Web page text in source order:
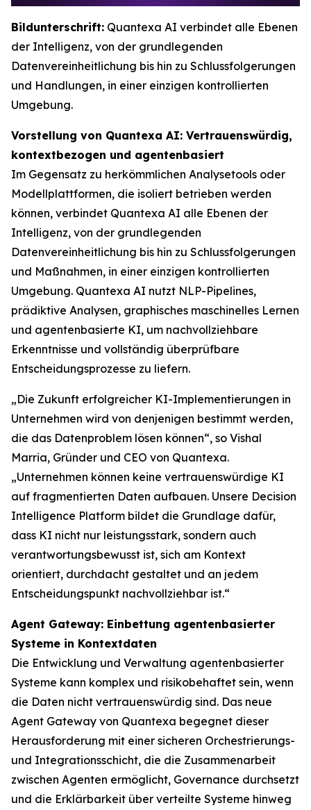
Bildunterschrift: Quantexa AI verbindet alle Ebenen
der Intelligenz, von der grundlegenden
Datenvereinheitlichung bis hin zu Schlussfolgerungen
und Handlungen, in einer einzigen kontrollierten
Umgebung.
Vorstellung von Quantexa AI: Vertrauenswürdig,
kontextbezogen und agentenbasiert
Im Gegensatz zu herkömmlichen Analysetools oder
Modellplattformen, die isoliert betrieben werden
können, verbindet Quantexa AI alle Ebenen der
Intelligenz, von der grundlegenden
Datenvereinheitlichung bis hin zu Schlussfolgerungen
und Maßnahmen, in einer einzigen kontrollierten
Umgebung. Quantexa AI nutzt NLP-Pipelines,
prädiktive Analysen, graphisches maschinelles Lernen
und agentenbasierte KI, um nachvollziehbare
Erkenntnisse und vollständig überprüfbare
Entscheidungsprozesse zu liefern.
„Die Zukunft erfolgreicher KI-Implementierungen in
Unternehmen wird von denjenigen bestimmt werden,
die das Datenproblem lösen können“, so Vishal
Marria, Gründer und CEO von Quantexa.
„Unternehmen können keine vertrauenswürdige KI
auf fragmentierten Daten aufbauen. Unsere Decision
Intelligence Platform bildet die Grundlage dafür,
dass KI nicht nur leistungsstark, sondern auch
verantwortungsbewusst ist, sich am Kontext
orientiert, durchdacht gestaltet und an jedem
Entscheidungspunkt nachvollziehbar ist.“
Agent Gateway: Einbettung agentenbasierter
Systeme in Kontextdaten
Die Entwicklung und Verwaltung agentenbasierter
Systeme kann komplex und risikobehaftet sein, wenn
die Daten nicht vertrauenswürdig sind. Das neue
Agent Gateway von Quantexa begegnet dieser
Herausforderung mit einer sicheren Orchestrierungs-
und Integrationsschicht, die die Zusammenarbeit
zwischen Agenten ermöglicht, Governance durchsetzt
und die Erklärbarkeit über verteilte Systeme hinweg